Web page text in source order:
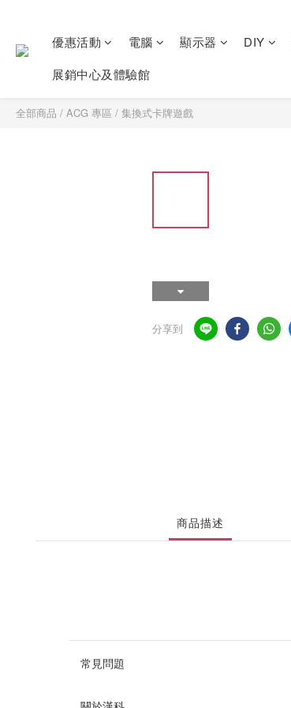
優惠活動 電腦 顯示器 DIY
展銷中心及體驗館
全部商品 / ACG 專區 / 集換式卡牌遊戲
分享到
商品描述
常見問題